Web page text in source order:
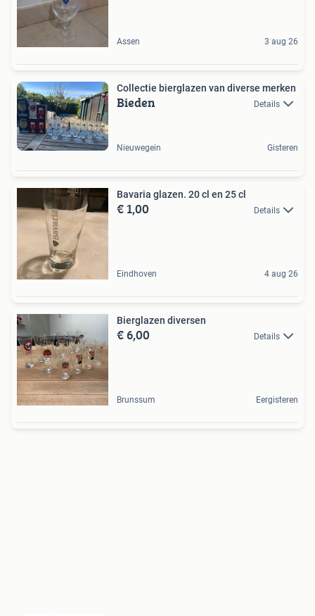
Assen 3 aug 26
Collectie bierglazen van diverse merken
Bieden Details
Nieuwegein Gisteren
Bavaria glazen. 20 cl en 25 cl
€ 1,00 Details
Eindhoven 4 aug 26
Bierglazen diversen
€ 6,00 Details
Brunssum Eergisteren